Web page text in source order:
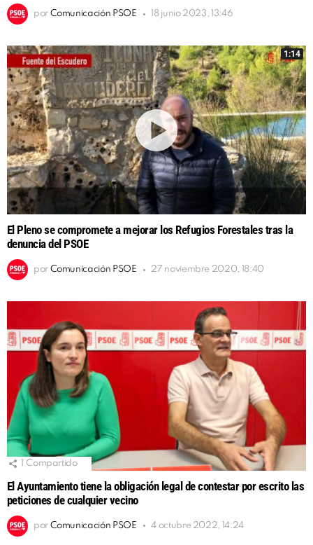
por Comunicación PSOE 18 junio 2023, 13:46
1:14
El Pleno se compromete a mejorar los Refugios Forestales tras la
denuncia del PSOE
por Comunicación PSOE 27 noviembre 2020, 18:40
Compartido
El Ayuntamiento tiene la obligación legal de contestar por escrito las
peticiones de cualquier vecino
por Comunicación PSOE 4 octubre 2022, 14:24